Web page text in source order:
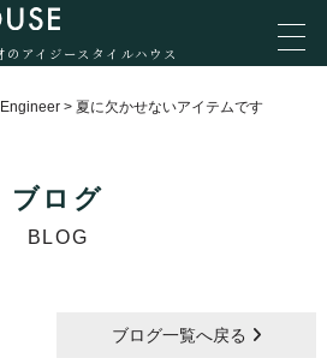
アイジースタイルハウス
Engineer > 夏に欠かせないアイテムです
ブログ
BLOG
ブログ一覧へ戻る